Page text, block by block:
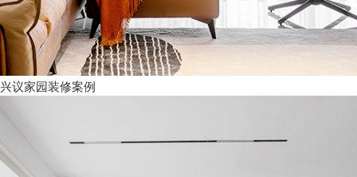
兴议家园装修案例